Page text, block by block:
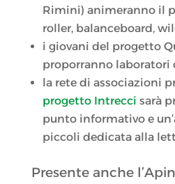
Rimini) animeranno il
roller, balanceboard,
i giovani del progetto
proporranno laboratori
la rete di associazioni
progetto Intrecci sarà
punto informativo e
piccoli dedicata alla
Presente anche